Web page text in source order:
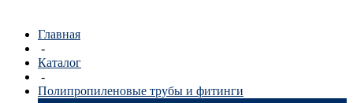
Главная
-
Каталог
-
Полипропиленовые трубы и фитинги